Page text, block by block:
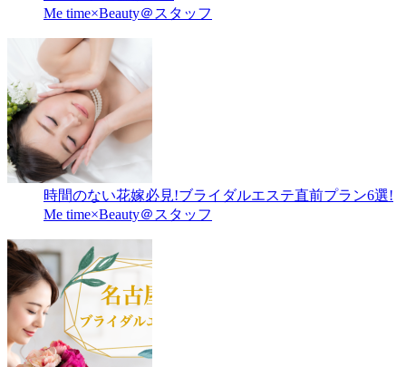
Me time×Beauty＠スタッフ
時間のない花嫁必見!ブライダルエステ直前プラン6選!
Me time×Beauty＠スタッフ